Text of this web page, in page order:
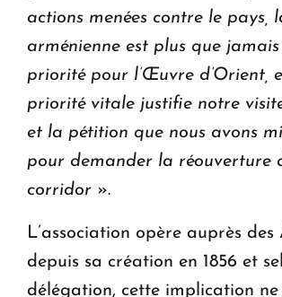
actions menées contre le pays,
arménienne est plus que
priorité pour l’Œuvre d’Orient,
priorité vitale justifie notre
et la pétition que nous avons
pour demander la réouverture
corridor ».
L’association opère auprès des
depuis sa création en 1856 et
délégation, cette implication